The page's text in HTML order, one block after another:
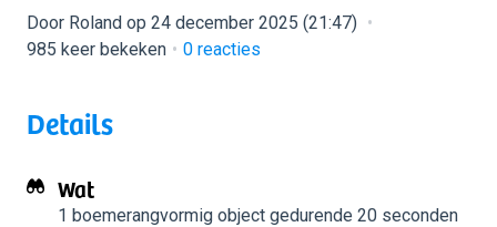
Door Roland op 24 december 2025 (21:47)
985 keer bekeken
0 reacties
Details
Wat
1 boemerangvormig object gedurende 20 seconden